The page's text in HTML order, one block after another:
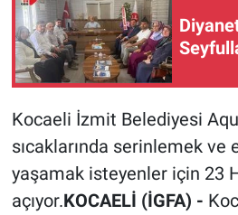
Kocaeli İzmit Belediyesi
sıcaklarında serinlemek ve
yaşamak isteyenler için 23
açıyor.KOCAELİ (İGFA) -